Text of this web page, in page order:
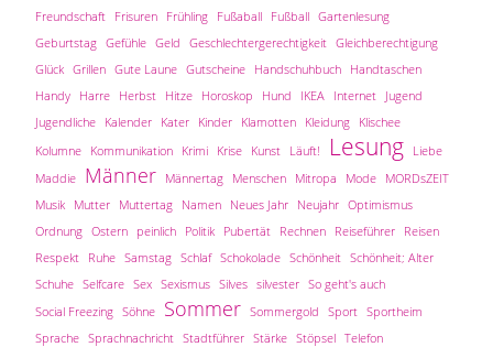
Freundschaft Frisuren Frühling Fußaball Fußball Gartenlesung
Geburtstag Gefühle Geld Geschlechtergerechtigkeit Gleichberechtigung
Glück Grillen Gute Laune Gutscheine Handschuhbuch Handtaschen
Handy Harre Herbst Hitze Horoskop Hund IKEA Internet Jugend
Jugendliche Kalender Kater Kinder Klamotten Kleidung Klischee
Kolumne Kommunikation Krimi Krise Kunst Läuft! Lesung Liebe
Maddie Männer Männertag Menschen Mitropa Mode MORDsZEIT
Musik Mutter Muttertag Namen Neues Jahr Neujahr Optimismus
Ordnung Ostern peinlich Politik Pubertät Rechnen Reiseführer Reisen
Respekt Ruhe Samstag Schlaf Schokolade Schönheit Schönheit; Alter
Schuhe Selfcare Sex Sexismus Silves silvester So geht's auch
Social Freezing Söhne Sommer Sommergold Sport Sportheim
Sprache Sprachnachricht Stadtführer Stärke Stöpsel Telefon